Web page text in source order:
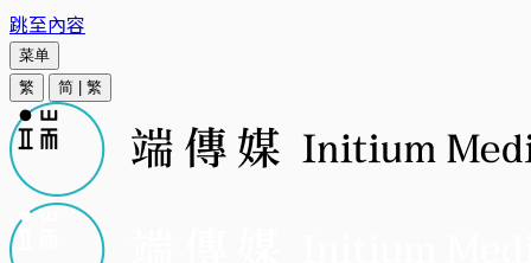
跳至內容
菜单
繁
简 繁